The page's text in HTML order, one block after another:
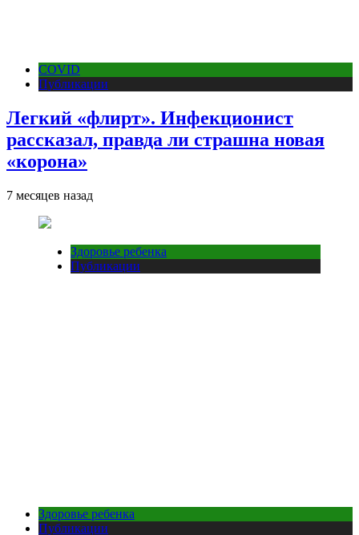
COVID
Публикации
Легкий «флирт». Инфекционист
рассказал, правда ли страшна новая
«корона»
7 месяцев назад
Здоровье ребенка
Публикации
Здоровье ребенка
Публикации